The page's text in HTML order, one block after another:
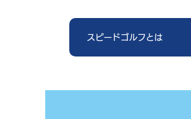
スピードゴルフとは